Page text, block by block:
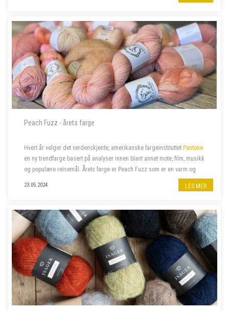
Peach Fuzz - årets farge
Hvert år velger det verdenskjente, amerikanske fargeinstituttet Pantone
en ny trendfarge basert på analyser innen blant annet mote, film, musikk
og populære reisemål. Årets farge er Peach Fuzz som er en varm og
velkommen farge som beriker sinn, kropp og sjel. Naturligvi...
23.05.2024 LES MER